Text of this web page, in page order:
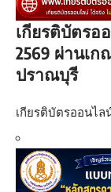
เกียรติบัตรอ
2569 ผ่านเ
ปราณบุรี
เกียรติบัตรออนไ